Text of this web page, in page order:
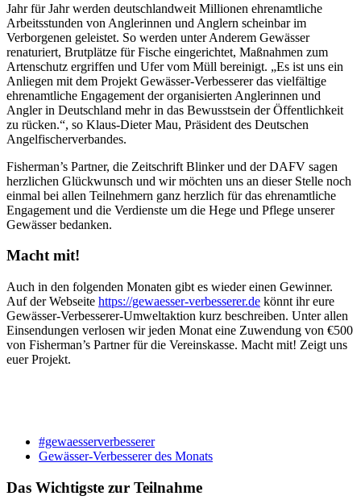
Jahr für Jahr werden deutschlandweit Millionen ehrenamtliche
Arbeitsstunden von Anglerinnen und Anglern scheinbar im
Verborgenen geleistet. So werden unter Anderem Gewässer
renaturiert, Brutplätze für Fische eingerichtet, Maßnahmen zum
Artenschutz ergriffen und Ufer vom Müll bereinigt. „Es ist uns ein
Anliegen mit dem Projekt Gewässer-Verbesserer das vielfältige
ehrenamtliche Engagement der organisierten Anglerinnen und
Angler in Deutschland mehr in das Bewusstsein der Öffentlichkeit
zu rücken.“, so Klaus-Dieter Mau, Präsident des Deutschen
Angelfischerverbandes.
Fisherman’s Partner, die Zeitschrift Blinker und der DAFV sagen
herzlichen Glückwunsch und wir möchten uns an dieser Stelle noch
einmal bei allen Teilnehmern ganz herzlich für das ehrenamtliche
Engagement und die Verdienste um die Hege und Pflege unserer
Gewässer bedanken.
Macht mit!
Auch in den folgenden Monaten gibt es wieder einen Gewinner.
Auf der Webseite https://gewaesser-verbesserer.de könnt ihr eure
Gewässer-Verbesserer-Umweltaktion kurz beschreiben. Unter allen
Einsendungen verlosen wir jeden Monat eine Zuwendung von €500
von Fisherman’s Partner für die Vereinskasse. Macht mit! Zeigt uns
euer Projekt.
#gewaesserverbesserer
Gewässer-Verbesserer des Monats
Das Wichtigste zur Teilnahme